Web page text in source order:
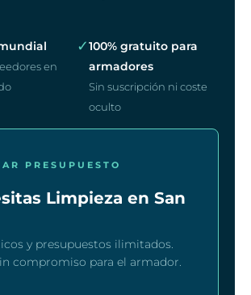
en
✓100% gratuito para
armadores
Sin suscripción ni coste
oculto
PRESUPUESTO
Limpieza en San
y presupuestos ilimitados.
compromiso para el armador.